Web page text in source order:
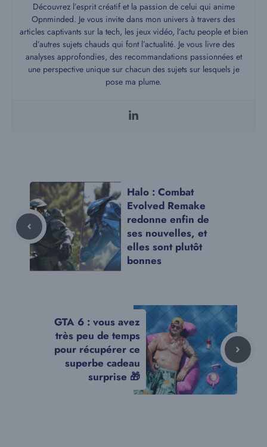
Découvrez l’esprit créatif et la passion de celui qui anime
Opnminded. Je vous invite dans mon univers à travers des
articles captivants sur la tech, les jeux vidéo, l’actu people et bien
d’autres sujets chauds qui font l’actualité. Je vous livre des
analyses approfondies, des recommandations passionnées et
une perspective unique sur chacun des sujets sur lesquels je
pose ma plume.
Halo : Combat
Evolved Remake
redonne enfin de
ses nouvelles, et
elles sont plutôt
bonnes
GTA 6 : vous avez
très peu de temps
pour récupérer ce
superbe cadeau
surprise 🎁